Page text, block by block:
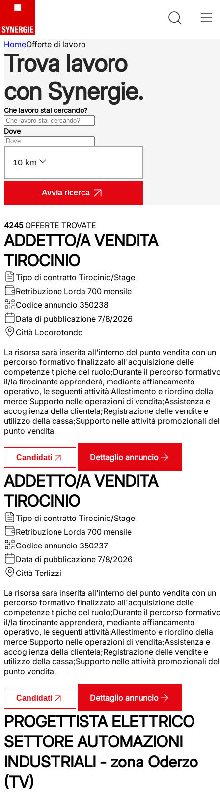
HomeOfferte di lavoro
Trova lavoro
con Synergie.
Che lavoro stai cercando?
Dove
10 km
Avvia ricerca
4245OFFERTE TROVATE
ADDETTO/A VENDITA
TIROCINIO
Tipo di contratto Tirocinio/Stage
Retribuzione Lorda 700 mensile
Codice annuncio 350238
Data di pubblicazione 7/8/2026
Città Locorotondo
La risorsa sarà inserita all'interno del punto vendita con un
percorso formativo finalizzato all'acquisizione delle
competenze tipiche del ruolo;Durante il percorso
il/la tirocinante apprenderà, mediante affiancamento
operativo, le seguenti attività:Allestimento e riordino della
merce;Supporto nelle operazioni di vendita;Assistenza e
accoglienza della clientela;Registrazione delle vendite e
utilizzo della cassa;Supporto nelle attività promozionali del
punto vendita.
Candidati Dettaglio annuncio
ADDETTO/A VENDITA
TIROCINIO
Tipo di contratto Tirocinio/Stage
Retribuzione Lorda 700 mensile
Codice annuncio 350237
Data di pubblicazione 7/8/2026
Città Terlizzi
La risorsa sarà inserita all'interno del punto vendita con un
percorso formativo finalizzato all'acquisizione delle
competenze tipiche del ruolo;Durante il percorso
il/la tirocinante apprenderà, mediante affiancamento
operativo, le seguenti attività:Allestimento e riordino della
merce;Supporto nelle operazioni di vendita;Assistenza e
accoglienza della clientela;Registrazione delle vendite e
utilizzo della cassa;Supporto nelle attività promozionali del
punto vendita.
Candidati Dettaglio annuncio
PROGETTISTA ELETTRICO
SETTORE AUTOMAZIONI
INDUSTRIALI - zona Oderzo
(TV)